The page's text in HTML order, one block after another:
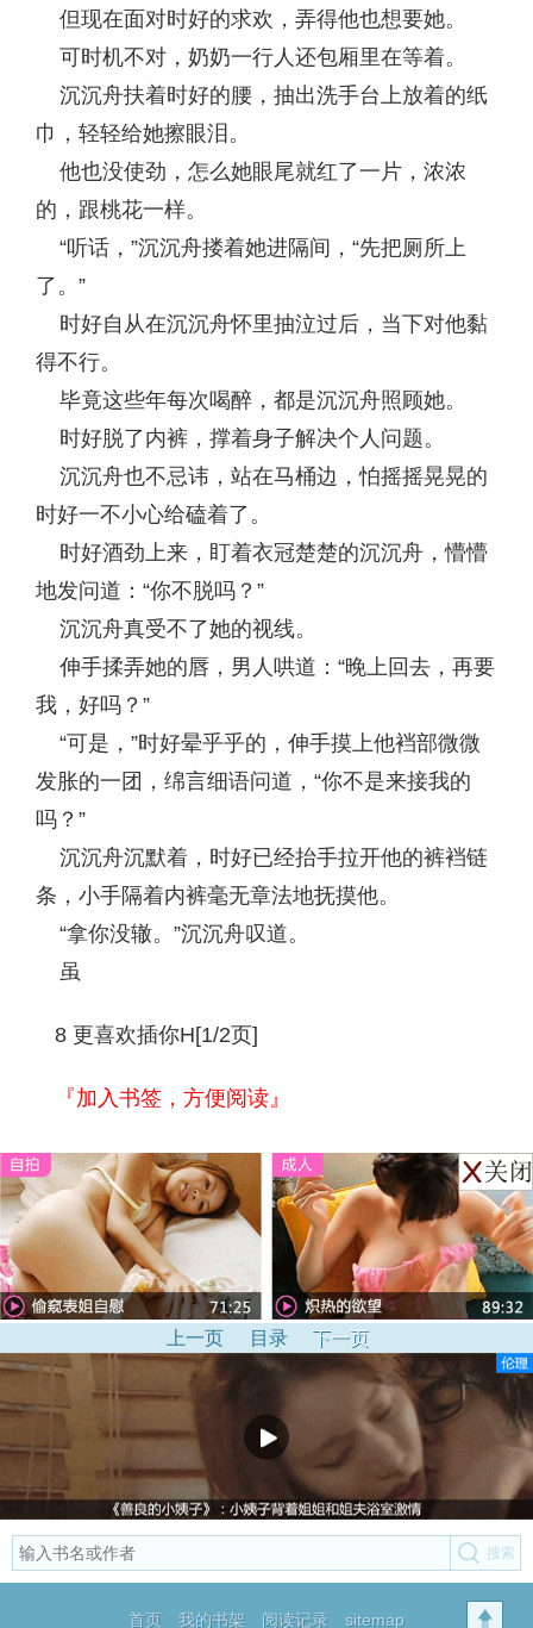
但现在面对时好的求欢，弄得他也想要她。
可时机不对，奶奶一行人还包厢里在等着。
沉沉舟扶着时好的腰，抽出洗手台上放着的纸
巾，轻轻给她擦眼泪。
他也没使劲，怎么她眼尾就红了一片，浓浓
的，跟桃花一样。
“听话，”沉沉舟搂着她进隔间，“先把厕所上
了。”
时好自从在沉沉舟怀里抽泣过后，当下对他黏
得不行。
毕竟这些年每次喝醉，都是沉沉舟照顾她。
时好脱了内裤，撑着身子解决个人问题。
沉沉舟也不忌讳，站在马桶边，怕摇摇晃晃的
时好一不小心给磕着了。
时好酒劲上来，盯着衣冠楚楚的沉沉舟，懵懵
地发问道：“你不脱吗？”
沉沉舟真受不了她的视线。
伸手揉弄她的唇，男人哄道：“晚上回去，再要
我，好吗？”
“可是，”时好晕乎乎的，伸手摸上他裆部微微
发胀的一团，绵言细语问道，“你不是来接我的
吗？”
沉沉舟沉默着，时好已经抬手拉开他的裤裆链
条，小手隔着内裤毫无章法地抚摸他。
“拿你没辙。”沉沉舟叹道。
虽
8 更喜欢插你H[1/2页]
『加入书签，方便阅读』
上一页 目录 下一页
首页 我的书架 阅读记录 sitemap